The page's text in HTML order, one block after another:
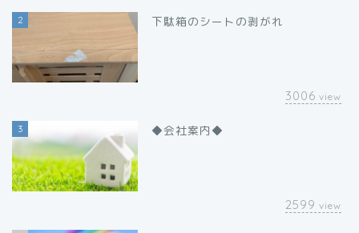
2 下駄箱のシートの剥がれ
3006 view
3 ◆会社案内◆
2599 view